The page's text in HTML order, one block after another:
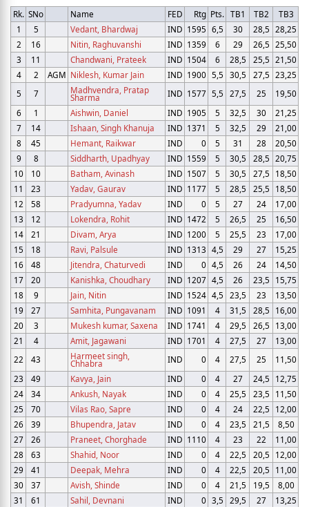
Rk. SNo Name FED Rtg Pts. TB1 TB2
TB3
1
5 Vedant, Bhardwaj IND 1595 6,5 30 28,5 28,25
2
16 Nitin, Raghuvanshi IND 1359 6 29 26,5 25,50
3
11 Chandwani, Prateek IND 1504 6 28,5 25,5 21,50
4
2 AGM Niklesh, Kumar Jain IND 1900 5,5 30,5 27,5 23,25
5
7 Madhvendra, Pratap
Sharma IND 1577 5,5 27,5 25
19,50
6
1 Aishwin, Daniel IND 1905 5 32,5 30
21,25
7
14 Ishaan, Singh Khanuja IND 1371 5 32,5 29
21,00
8
45 Hemant, Raikwar IND 0 5 31 28
20,50
9
8 Siddharth, Upadhyay IND 1559 5 30,5 28,5 20,75
10
10 Batham, Avinash IND 1507 5 30,5 27,5
18,50
11
23 Yadav, Gaurav IND 1177 5 28,5 25,5
18,50
12
58 Pradyumna, Yadav IND 0 5 27 24
17,00
13
12 Lokendra, Rohit IND 1472 5 26,5 25
16,50
14
21 Divam, Arya IND 1200 5 25,5 23
17,00
15
18 Ravi, Palsule IND 1313 4,5 29 27
15,25
16
48 Jitendra, Chaturvedi IND 0 4,5 26 24
14,50
17
20 Kanishka, Choudhary IND 1207 4,5 26 23,5
15,75
18
9 Jain, Nitin IND 1524 4,5 23,5 23
13,50
19
27 Samhita, Pungavanam IND 1091 4 31,5 28,5
16,00
20
3 Mukesh kumar, Saxena IND 1741 4 29,5 26,5
13,00
21
4 Amit, Jagawani IND 1701 4 27,5 27
13,00
22
43 Harmeet singh,
Chhabra IND 0 4 27,5 25
11,50
23
49 Kavya, Jain IND 0 4 27 24,5
12,75
24
34 Ankush, Nayak IND 0 4 25,5 23,5
11,50
25
70 Vilas Rao, Sapre IND 0 4 24 22,5
12,00
26
39 Bhupendra, Jatav IND 0 4 23,5 21,5
8,50
27
26 Praneet, Chorghade IND 1110 4 23 22
11,00
28
63 Shahid, Noor IND 0 4 22,5 20,5
12,00
29
41 Deepak, Mehra IND 0 4 22,5 20,5
11,00
30
37 Avish, Shinde IND 0 4 21,5 19,5
8,00
31
61 Sahil, Devnani IND 0 3,5 29,5 27
13,25